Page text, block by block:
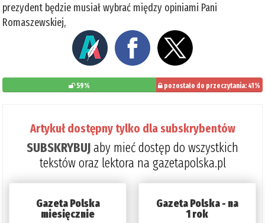
prezydent będzie musiał wybrać między opiniami Pani
Romaszewskiej,
59% pozostało do przeczytania: 41%
Artykuł dostępny tylko dla subskrybentów
SUBSKRYBUJaby mieć dostęp do wszystkich
tekstów oraz lektora na gazetapolska.pl
Gazeta Polska
miesięcznie
Gazeta Polska - na
1 rok